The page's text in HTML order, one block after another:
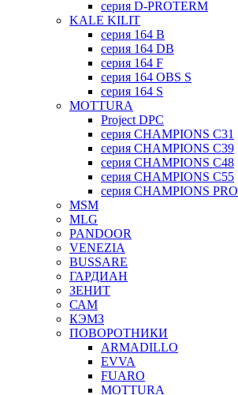
серия D-PROTERM
KALE KILIT
серия 164 B
серия 164 DB
серия 164 F
серия 164 OBS S
серия 164 S
MOTTURA
Project DPC
серия CHAMPIONS C31
серия CHAMPIONS C39
серия CHAMPIONS C48
серия CHAMPIONS C55
серия CHAMPIONS PRO
MSM
MLG
PANDOOR
VENEZIA
BUSSARE
ГАРДИАН
ЗЕНИТ
САМ
КЭМЗ
ПОВОРОТНИКИ
ARMADILLO
EVVA
FUARO
MOTTURA